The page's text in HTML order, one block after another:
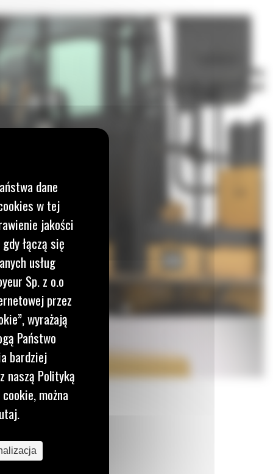
dane
w tej
jakości
łączą się
usług
Sp. z o.o
przez
wyrażają
Państwo
bardziej
naszą Polityką
można